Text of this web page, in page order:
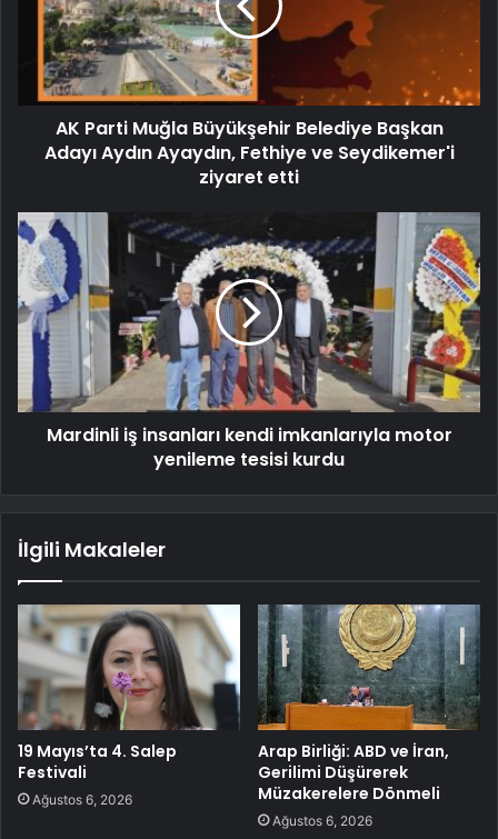
AK Parti Muğla Büyükşehir Belediye Başkan
Adayı Aydın Ayaydın, Fethiye ve Seydikemer'i
ziyaret etti
Mardinli iş insanları kendi imkanlarıyla motor
yenileme tesisi kurdu
İlgili Makaleler
19 Mayıs’ta 4. Salep
Festivali
Ağustos 6, 2026
Arap Birliği: ABD ve İran,
Gerilimi Düşürerek
Müzakerelere Dönmeli
Ağustos 6, 2026